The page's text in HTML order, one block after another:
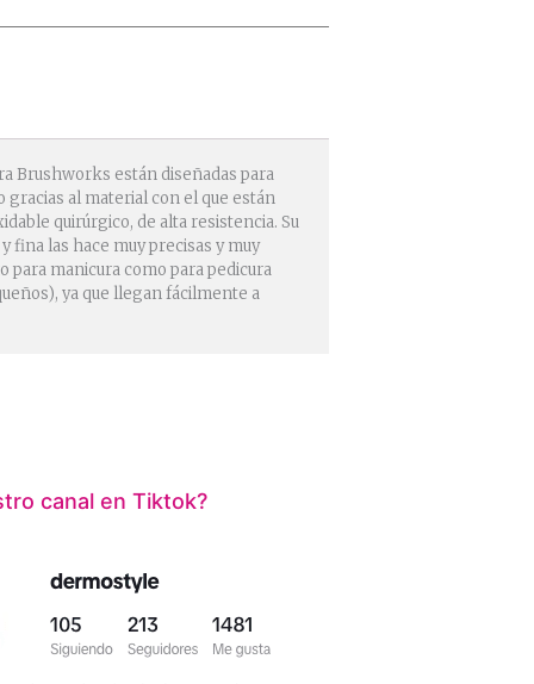
Brushworks están diseñadas para
gracias al material con el que están
quirúrgico, de alta resistencia. Su
fina las hace muy precisas y muy
para manicura como para pedicura
ya que llegan fácilmente a
canal en Tiktok?